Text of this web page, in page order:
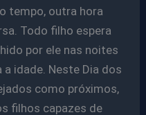
tempo, outra hora
Todo filho espera
por ele nas noites
idade. Neste Dia dos
como próximos,
filhos capazes de